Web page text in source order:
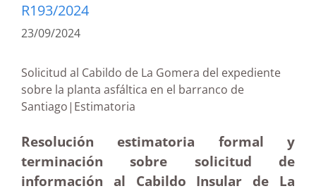
R193/2024
23/09/2024
Solicitud al Cabildo de La Gomera del expediente
sobre la planta asfáltica en el barranco de
Santiago|Estimatoria
Resolución estimatoria formal y
terminación sobre solicitud de
información al Cabildo Insular de La